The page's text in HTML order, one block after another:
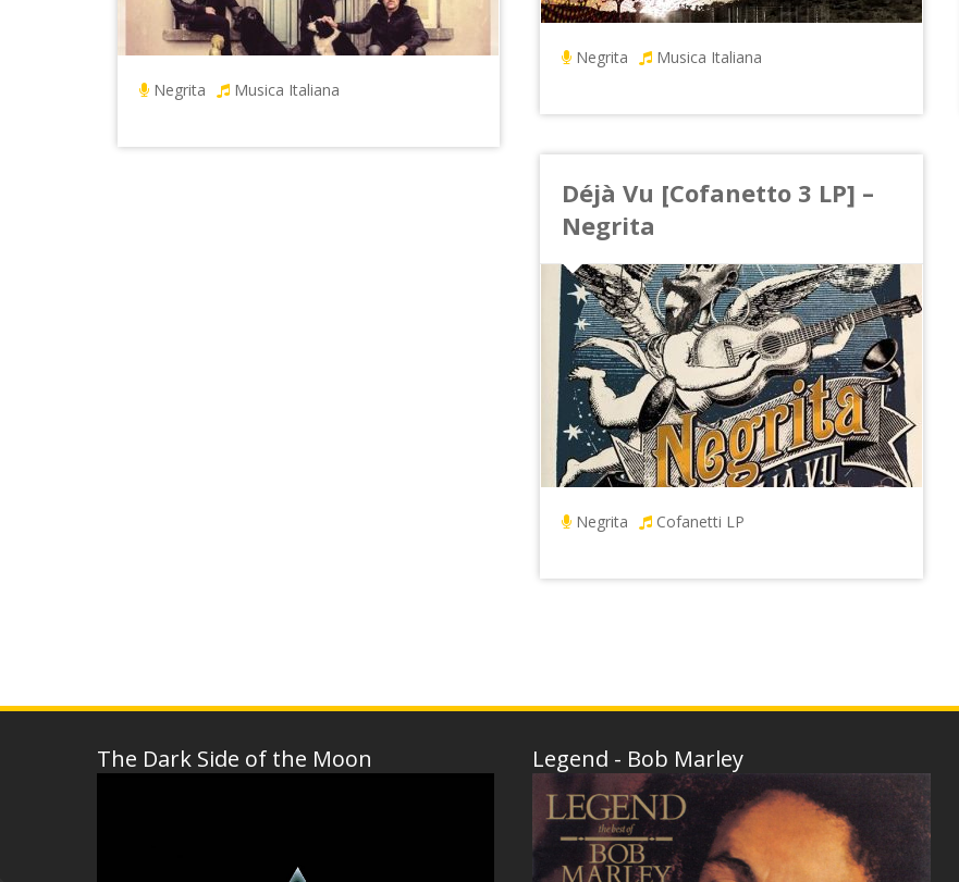
Negrita Musica Italiana
Negrita Musica Italiana
Déjà Vu [Cofanetto 3 LP] –
Negrita
Negrita Cofanetti LP
The Dark Side of the Moon Legend - Bob Marley